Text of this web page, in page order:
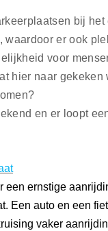
bij
waardoor er ook
voor
hier naar gekeken
en er loopt
een ernstige
Een auto en een
vaker